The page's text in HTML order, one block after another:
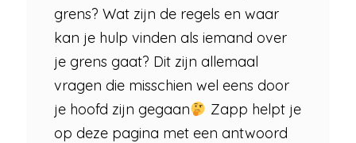
grens? Wat zijn de regels en waar
kan je hulp vinden als iemand over
je grens gaat? Dit zijn allemaal
vragen die misschien wel eens door
je hoofd zijn gegaan
Zapp helpt je
op deze pagina met een antwoord